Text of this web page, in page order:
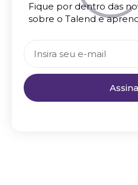
Fique por dentro das
sobre o Talend e